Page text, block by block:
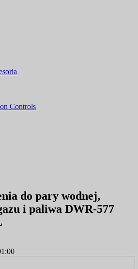
Controls
do pary wodnej,
i paliwa DWR-577